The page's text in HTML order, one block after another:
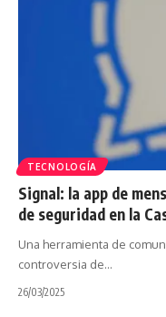
TECNOLOGÍA
Signal: la app de
de seguridad en la
Una herramienta de
controversia de…
26/03/2025